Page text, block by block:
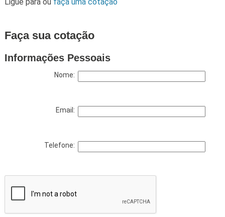
Faça sua cotação
Informações Pessoais
Nome:
Email:
Telefone: